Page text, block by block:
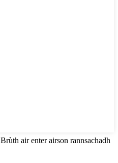
Brùth air enter airson rannsachadh